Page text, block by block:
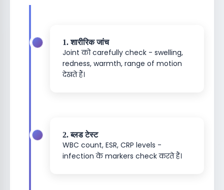
1. शारीरिक जांच
Joint को carefully check - swelling,
redness, warmth, range of motion
देखते हैं।
2. ब्लड टेस्ट
WBC count, ESR, CRP levels -
infection के markers check करते हैं।